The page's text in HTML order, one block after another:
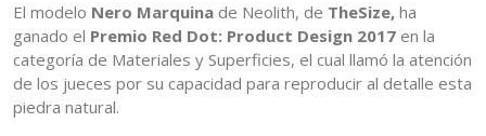
El modelo Nero Marquina de Neolith, de TheSize, ha
ganado el Premio Red Dot: Product Design 2017 en la
categoría de Materiales y Superficies, el cual llamó la atención
de los jueces por su capacidad para reproducir al detalle esta
piedra natural.